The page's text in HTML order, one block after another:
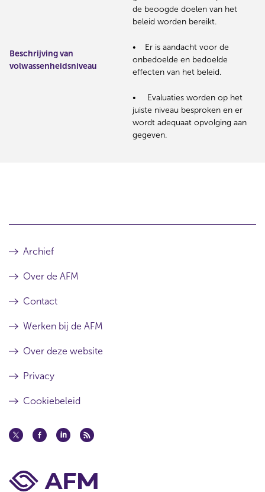
Beschrijving van
volwassenheidsniveau
de beoogde doelen van het
beleid worden bereikt.
Er is aandacht voor de
onbedoelde en bedoelde
effecten van het beleid.
Evaluaties worden op het
juiste niveau besproken en er
wordt adequaat opvolging aan
gegeven.
Archief
Over de AFM
Contact
Werken bij de AFM
Over deze website
Privacy
Cookiebeleid